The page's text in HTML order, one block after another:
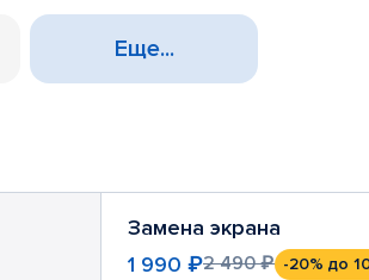
Еще...
Замена экрана
1 990 ₽2 490 ₽ -20% до